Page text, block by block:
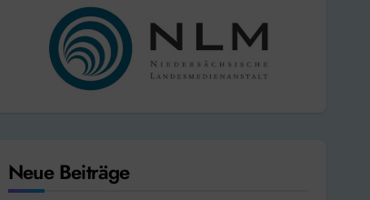
Neue Beiträge